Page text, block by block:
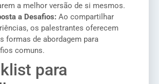
a melhor versão de si mesmos.
a Desafios: Ao compartilhar
os palestrantes oferecem
formas de abordagem para
comuns.
para